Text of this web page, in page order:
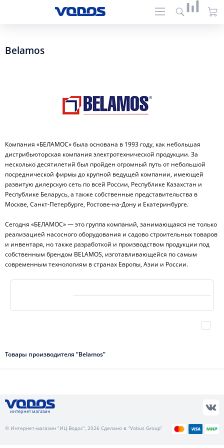
Belamos
Компания «БЕЛАМОС» была основана в 1993 году, как небольшая
дистрибьюторская компания электротехнической продукции. За
несколько десятилетий был пройден огромный путь от небольшой
посреднической фирмы до крупной ведущей компании, имеющей
развитую дилерскую сеть по всей России, Республике Казахстан и
Республике Беларусь, а также собственные представительства в
Москве, Санкт-Петербурге, Ростове-на-Дону и Екатеринбурге.
Сегодня «БЕЛАМОС» — это группа компаний, занимающаяся не только
реализацией насосного оборудования и садово строительных товаров
и инвентаря, но также разработкой и производством продукции под
собственным брендом BELAMOS, изготавливающейся по самым
современным технологиям в странах Европы, Азии и России.
Товары производителя “Belamos”
интернет магазин
© Интернет-магазин “ИЦ Водос”, 2026 Сделано в “Vobus Group”